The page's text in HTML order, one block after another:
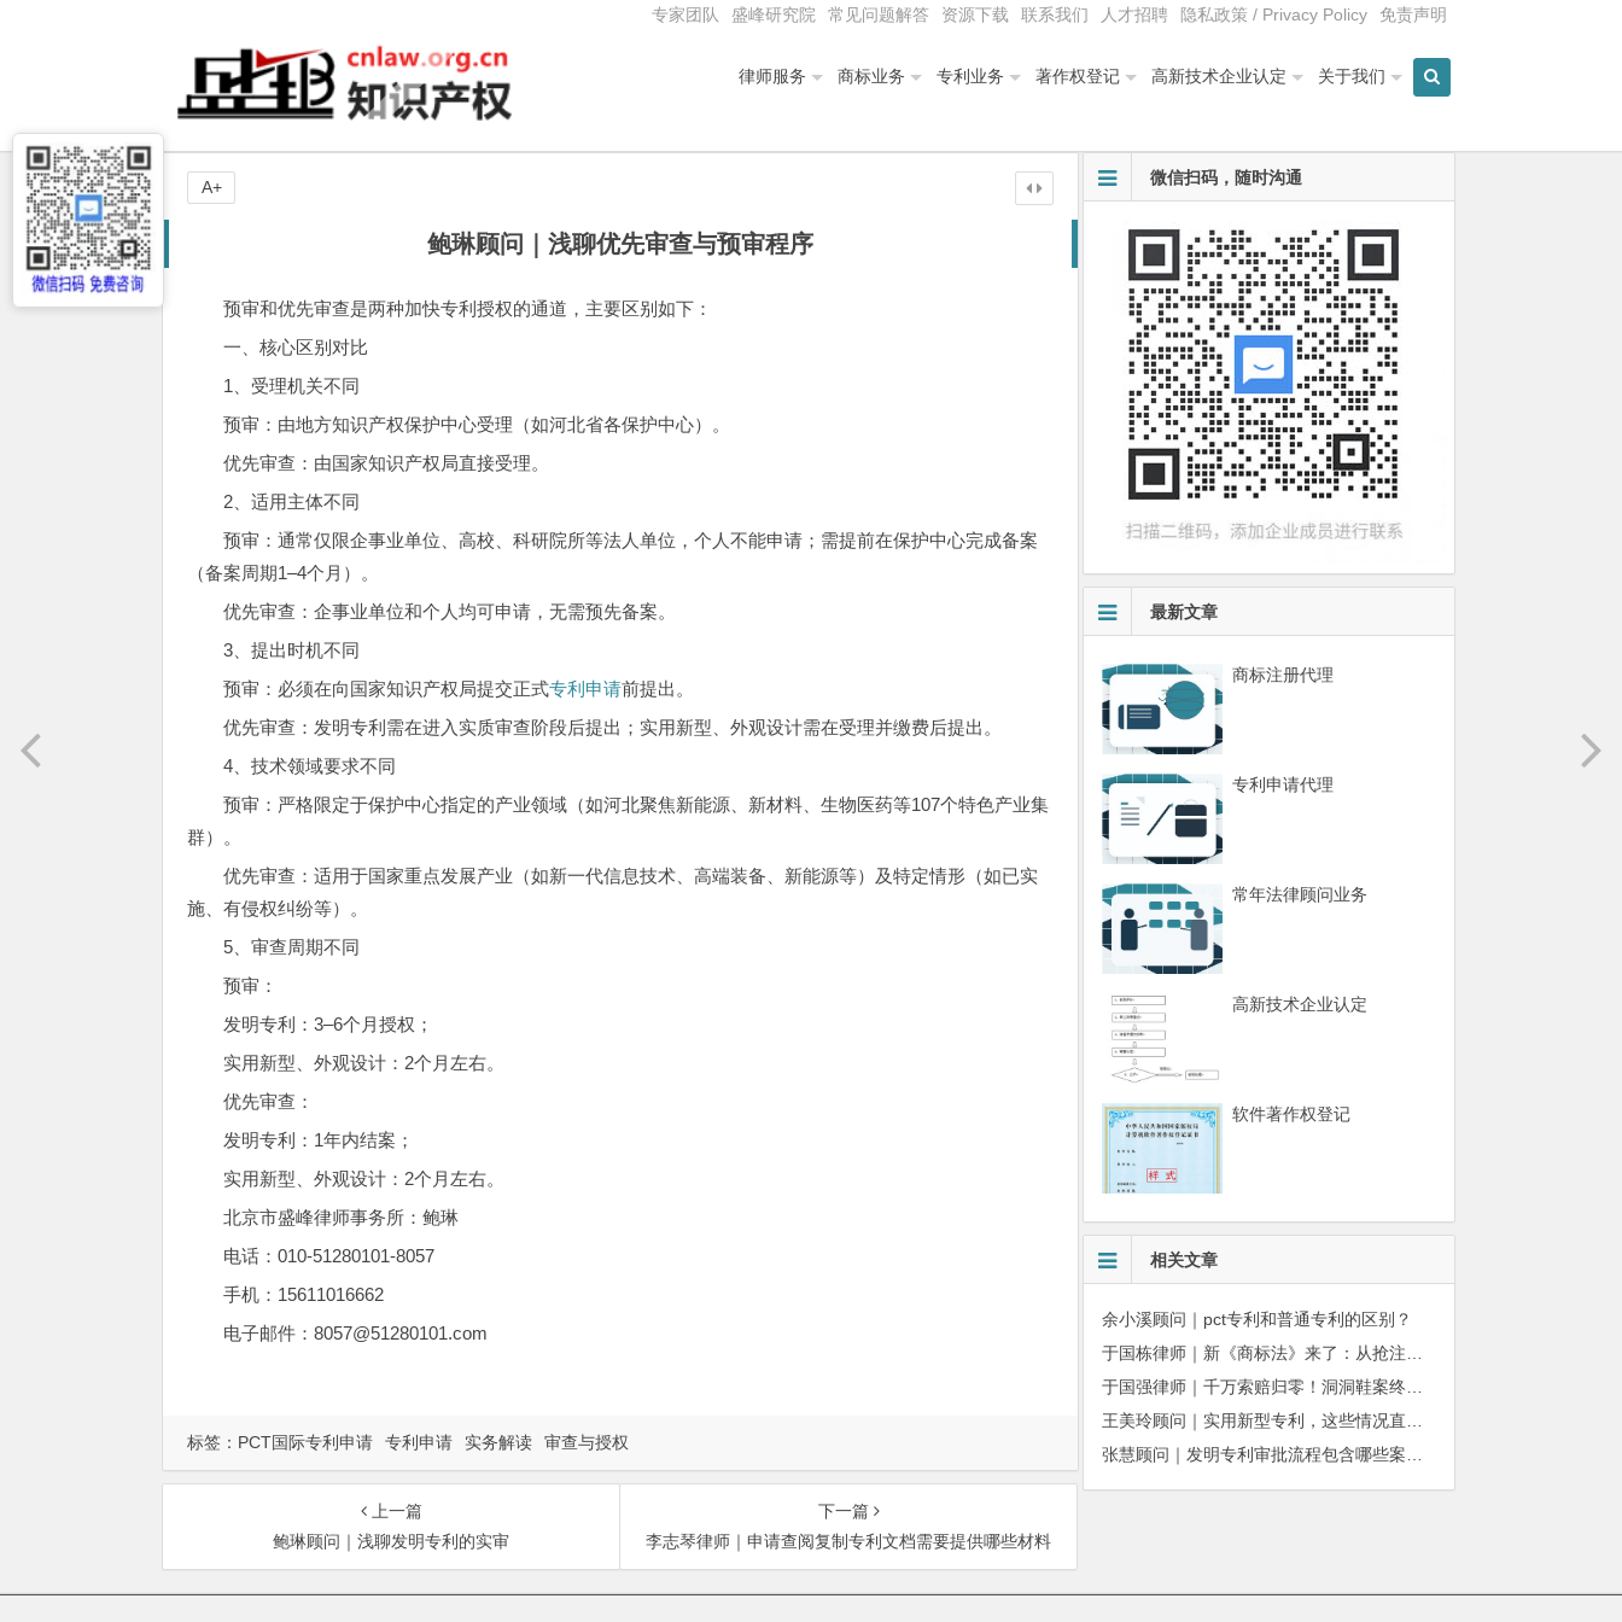
专家团队 盛峰研究院 常见问题解答 资源下载 联系我们 人才招聘 隐私政策 / Privacy Policy 免责声明
律师服务 商标业务 专利业务 著作权登记 高新技术企业认定 关于我们
鲍琳顾问｜浅聊优先审查与预审程序
预审和优先审查是两种加快专利授权的通道，主要区别如下：
一、核心区别对比
1、受理机关不同
预审：由地方知识产权保护中心受理（如河北省各保护中心）。
优先审查：由国家知识产权局直接受理。
2、适用主体不同
预审：通常仅限企事业单位、高校、科研院所等法人单位，个人不能申请；需提前在保护中心完成备案
（备案周期1–4个月）。
优先审查：企事业单位和个人均可申请，无需预先备案。
3、提出时机不同
预审：必须在向国家知识产权局提交正式专利申请前提出。
优先审查：发明专利需在进入实质审查阶段后提出；实用新型、外观设计需在受理并缴费后提出。
4、技术领域要求不同
预审：严格限定于保护中心指定的产业领域（如河北聚焦新能源、新材料、生物医药等107个特色产业集
群）。
优先审查：适用于国家重点发展产业（如新一代信息技术、高端装备、新能源等）及特定情形（如已实
施、有侵权纠纷等）。
5、审查周期不同
预审：
发明专利：3–6个月授权；
实用新型、外观设计：2个月左右。
优先审查：
发明专利：1年内结案；
实用新型、外观设计：2个月左右。
北京市盛峰律师事务所：鲍琳
电话：010-51280101-8057
手机：15611016662
电子邮件：8057@51280101.com
A+
标签： PCT国际专利申请 专利申请 实务解读 审查与授权
上一篇
鲍琳顾问｜浅聊发明专利的实审
下一篇
李志琴律师｜申请查阅复制专利文档需要提供哪些材料
微信扫码，随时沟通
最新文章
商标注册代理
专利申请代理
常年法律顾问业务
高新技术企业认定
软件著作权登记
相关文章
余小溪顾问｜pct专利和普通专利的区别？